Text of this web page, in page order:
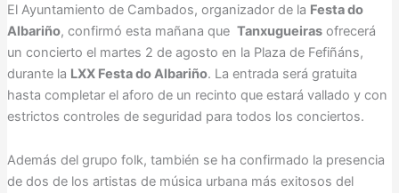
El Ayuntamiento de Cambados, organizador de la Festa do
Albariño, confirmó esta mañana que Tanxugueirasofrecerá
un concierto el martes 2 de agosto en la Plaza de Fefiñáns,
durante la LXX Festa do Albariño. La entrada será gratuita
hasta completar el aforo de un recinto que estará vallado y con
estrictos controles de seguridad para todos los conciertos.
Además del grupo folk, también se ha confirmado la presencia
de dos de los artistas de música urbana más exitosos del